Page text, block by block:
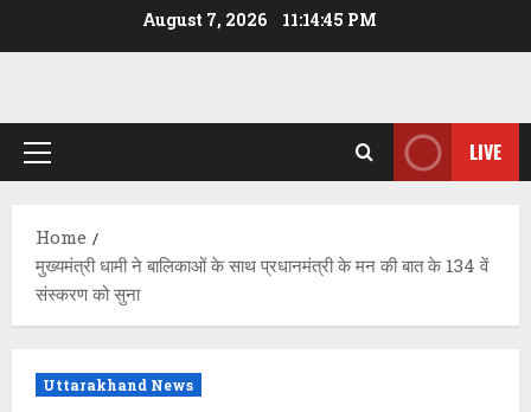
August 7, 2026 11:14:46 PM
Primary
LIVE
Home
मुख्यमंत्री धामी ने बालिकाओं के साथ प्रधानमंत्री के मन की बात के 134 वें
संस्करण को सुना
Uttarakhand News